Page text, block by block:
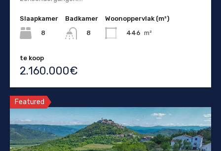
Slaapkamer
8
Badkamer
8
Woonoppervlak (m²)
446 m²
te koop
2.160.000€
Featured